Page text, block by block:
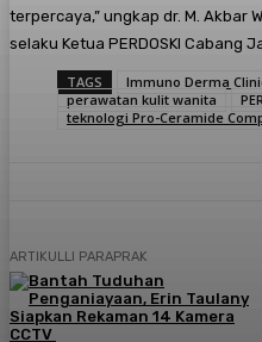
terpercaya,” ungkap dr. M. Akbar
selaku Ketua PERDOSKI Cabang
TAGS Immuno Derma
perawatan kulit wanita
teknologi Pro-Ceramide
ARTIKULLI PARAPRAK